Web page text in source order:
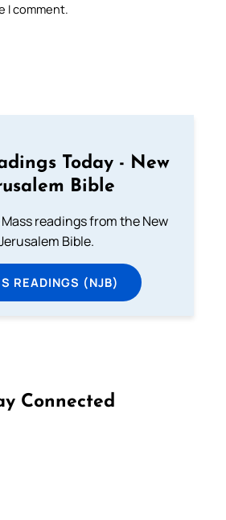
I comment.
Today - New
Bible
readings from the New
Bible.
READINGS (NJB)
Connected